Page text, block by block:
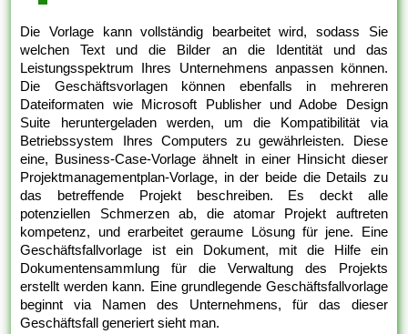
Die Vorlage kann vollständig bearbeitet wird, sodass Sie
welchen Text und die Bilder an die Identität und das
Leistungsspektrum Ihres Unternehmens anpassen können.
Die Geschäftsvorlagen können ebenfalls in mehreren
Dateiformaten wie Microsoft Publisher und Adobe Design
Suite heruntergeladen werden, um die Kompatibilität via
Betriebssystem Ihres Computers zu gewährleisten. Diese
eine, Business-Case-Vorlage ähnelt in einer Hinsicht dieser
Projektmanagementplan-Vorlage, in der beide die Details zu
das betreffende Projekt beschreiben. Es deckt alle
potenziellen Schmerzen ab, die atomar Projekt auftreten
kompetenz, und erarbeitet geraume Lösung für jene. Eine
Geschäftsfallvorlage ist ein Dokument, mit die Hilfe ein
Dokumentensammlung für die Verwaltung des Projekts
erstellt werden kann. Eine grundlegende Geschäftsfallvorlage
beginnt via Namen des Unternehmens, für das dieser
Geschäftsfall generiert sieht man.